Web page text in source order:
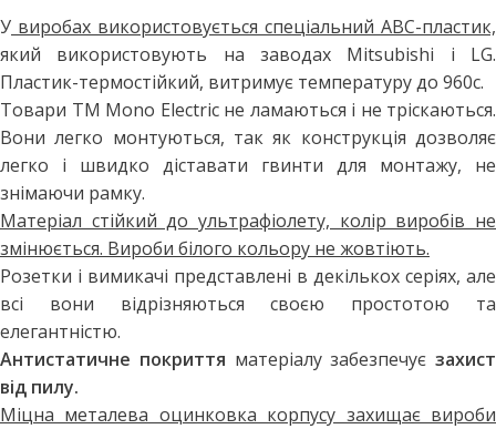
У виробах використовується спеціальний АВС-пластик,
який використовують на заводах Mitsubishi і LG.
Пластик-термостійкий, витримує температуру до 960с.
Товари ТМ Mono Electric не ламаються і не тріскаються.
Вони легко монтуються, так як конструкція дозволяє
легко і швидко діставати гвинти для монтажу, не
знімаючи рамку.
Матеріал стійкий до ультрафіолету, колір виробів не
змінюється. Вироби білого кольору не жовтіють.
Розетки і вимикачі представлені в декількох серіях, але
всі вони відрізняються своєю простотою та
елегантністю.
Антистатичне покриття матеріалу забезпечує захист
від пилу.
Міцна металева оцинковка корпусу захищає вироби